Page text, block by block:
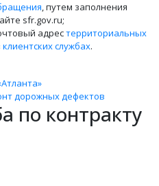
, путем заполнения
sfr.gov.ru;
адрестерриториальных
клиентских службах.
дорожных дефектов
по контракту